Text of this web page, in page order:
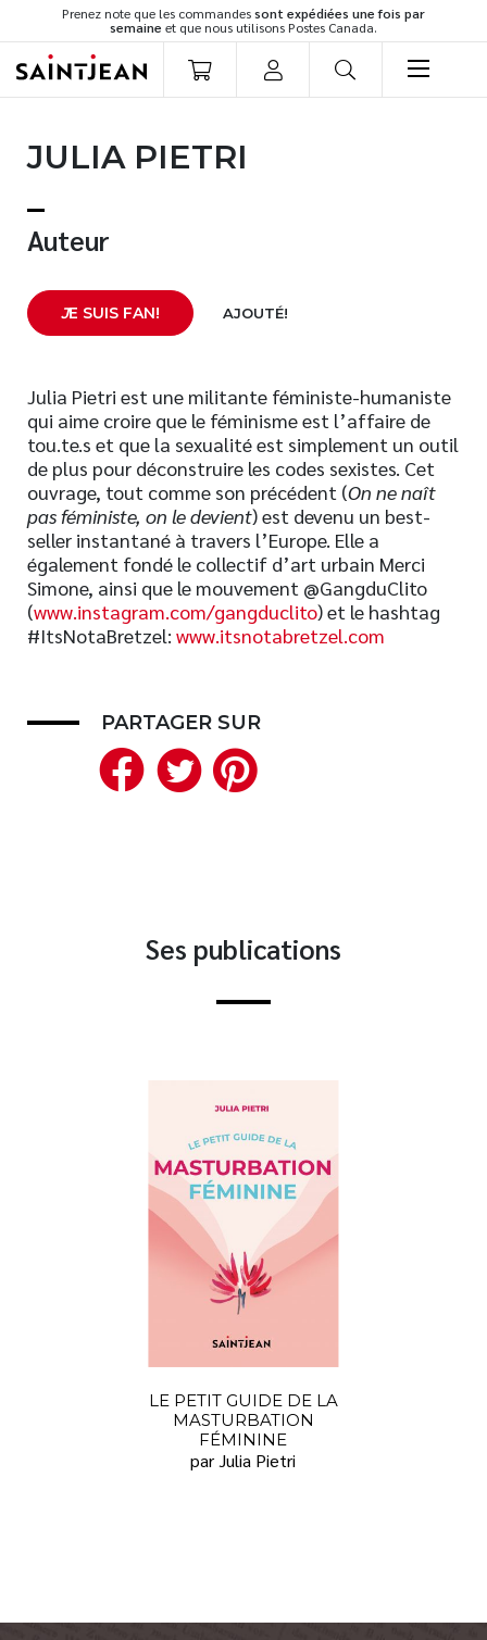
Prenez note que les commandessont expédiées une fois par
semaine et que nous utilisons Postes Canada.
Romans
Développement personnel
Spiritualité
Famille
Témoignages
Vie pratique
Finances
Nouveautés
Numérique
Livres audio
Meilleurs vendeurs
Page vedette
À PROPOS
CONTACT
JULIA PIETRI
Auteur
JE SUIS FAN! AJOUTÉ!
Julia Pietri est une militante féministe-humaniste
qui aime croire que le féminisme est l’affaire de
tou.te.s et que la sexualité est simplement un outil
de plus pour déconstruire les codes sexistes. Cet
ouvrage, tout comme son précédent (On ne naît
pas féministe, on le devient) est devenu un best-
seller instantané à travers l’Europe. Elle a
également fondé le collectif d’art urbain Merci
Simone, ainsi que le mouvement @GangduClito
(www.instagram.com/gangduclito) et le hashtag
#ItsNotaBretzel: www.itsnotabretzel.com
PARTAGER SUR
Facebook
Twitter
Ses publications
LE PETIT GUIDE DE LA
MASTURBATION
FÉMININE
par Julia Pietri